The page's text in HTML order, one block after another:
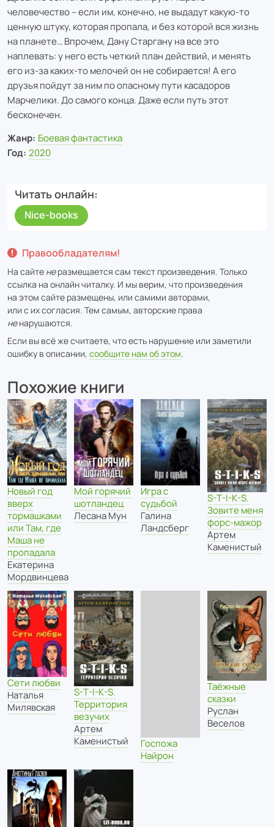
человечество – если им, конечно, не выдадут какую-то
ценную штуку, которая пропала, и без которой вся жизнь
на планете… Впрочем, Дану Старгану на все это
наплевать: у него есть четкий план действий, и менять
его из-за каких-то мелочей он не собирается! А его
друзья пойдут за ним по опасному пути касадоров
Марчелики. До самого конца. Даже если путь этот
бесконечен.
Жанр: Боевая фантастика
Год: 2020
Читать онлайн
Nice-books
Правообладателям!
На сайте неразмещается сам текст произведения. Только
ссылка на онлайн читалку. И мы верим, что произведения
на этом сайте размещены, или самими авторами,
или с их согласия. Тем самым, авторские права
ненарушаются.
Если вы всё же считаете, что есть нарушение или заметили
ошибку в описании, сообщите нам об этом.
Похожие книги
Новый год
вверх
тормашками
или Там, где
Маша не
пропадала
Екатерина
Мордвинцева
Мой горячий
шотландец
Лесана Мун
Игра с
судьбой
Галина
Ландсберг
S-T-I-K-S.
Зовите меня
форс-мажор
Артем
Каменистый
Сети любви
Наталья
Милявская
S-T-I-K-S.
Территория
везучих
Артем
Каменистый
Госпожа
Найрон
Таёжные
сказки
Руслан
Веселов